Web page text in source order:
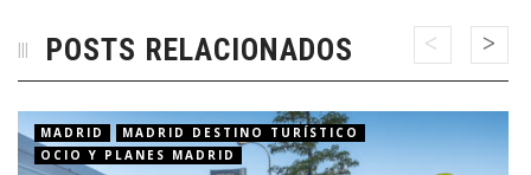
POSTS RELACIONADOS
MADRID
MADRID DESTINO TURÍSTICO
OCIO Y PLANES MADRID